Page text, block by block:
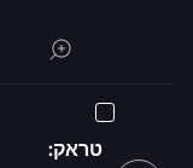
טראק: